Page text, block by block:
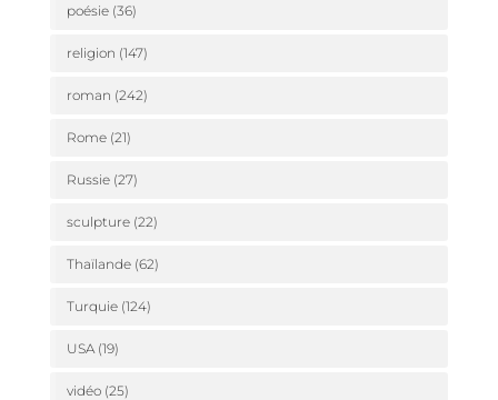
poésie(36)
religion (147)
roman (242)
Rome(21)
Russie(27)
sculpture(22)
Thaïlande(62)
Turquie(124)
USA(19)
vidéo(25)